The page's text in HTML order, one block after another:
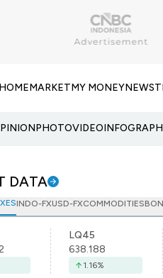
HOMEMARKETMY MONEYNEWS
PHOTOVIDEO
DATA
INDO-FXUSD-FXCOMMODITIES
LQ45
638.188
1.16%